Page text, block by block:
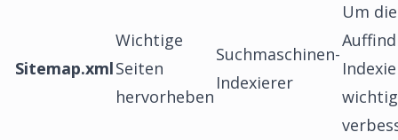
Sitemap.xml
Wichtige
Seiten
hervorheben
Suchmaschinen-
Indexierer
Um die